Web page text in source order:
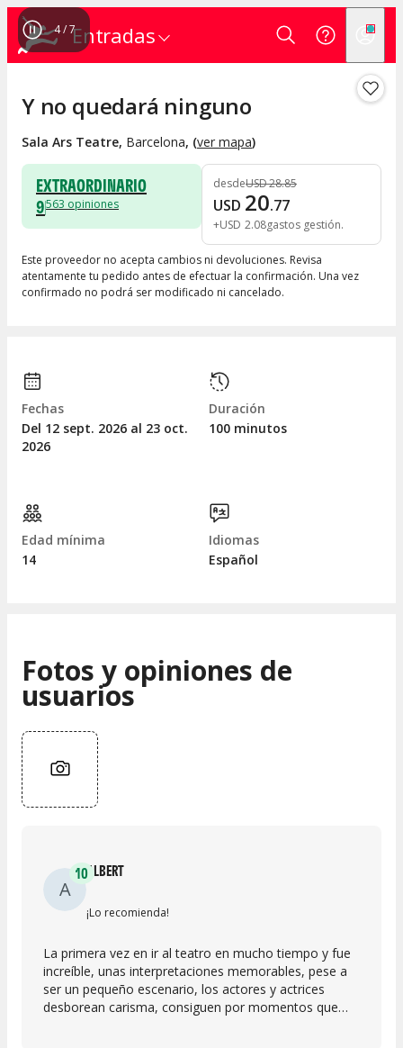
Entradas
4/7
Y no quedará ninguno
Sala Ars Teatre, Barcelona, (ver mapa)
EXTRAORDINARIO
9563 opiniones
desdeUSD28.85
USD 20.77
+USD 2.08gastos gestión
Este proveedor no acepta cambios ni devoluciones. Revisa
atentamente tu pedido antes de efectuar la confirmación. Una vez
confirmado no podrá ser modificado ni cancelado.
Fechas
Del 12 sept. 2026 al 23 oct.
2026
Duración
100 minutos
Edad mínima
14
Idiomas
Español
Fotos y opiniones de
usuarios
A
10ALBERT
¡Lo recomienda!
La primera vez en ir al teatro en mucho tiempo y fue
increíble, unas interpretaciones memorables, pese a
ser un pequeño escenario, los actores y actrices
desborean carisma, consiguen por momentos que